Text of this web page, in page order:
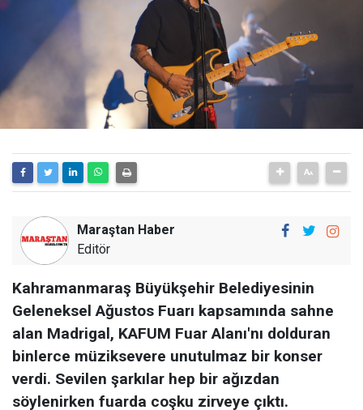
Maraştan Haber
Editör
Kahramanmaraş Büyükşehir Belediyesinin
Geleneksel Ağustos Fuarı kapsamında sahne
alan Madrigal, KAFUM Fuar Alanı'nı dolduran
binlerce müziksevere unutulmaz bir konser
verdi. Sevilen şarkılar hep bir ağızdan
söylenirken fuarda coşku zirveye çıktı.